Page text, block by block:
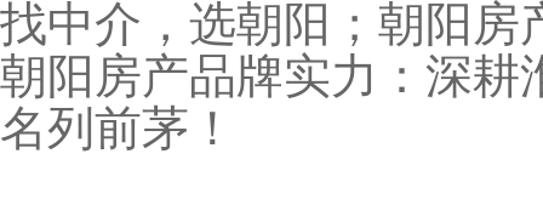
找中介，选朝阳；朝阳房
朝阳房产品牌实力：深耕
名列前茅！